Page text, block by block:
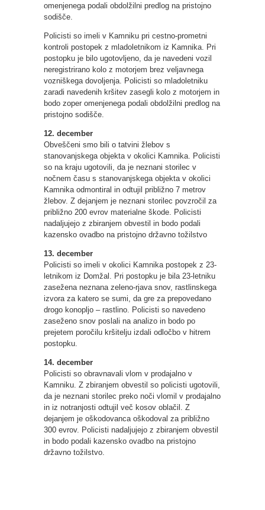
omenjenega podali obdolžilni predlog na pristojno
sodišče.
Policisti so imeli v Kamniku pri cestno-prometni
kontroli postopek z mladoletnikom iz Kamnika. Pri
postopku je bilo ugotovljeno, da je navedeni vozil
neregistrirano kolo z motorjem brez veljavnega
vozniškega dovoljenja. Policisti so mladoletniku
zaradi navedenih kršitev zasegli kolo z motorjem in
bodo zoper omenjenega podali obdolžilni predlog na
pristojno sodišče.
12. december
Obveščeni smo bili o tatvini žlebov s
stanovanjskega objekta v okolici Kamnika. Policisti
so na kraju ugotovili, da je neznani storilec v
nočnem času s stanovanjskega objekta v okolici
Kamnika odmontiral in odtujil približno 7 metrov
žlebov. Z dejanjem je neznani storilec povzročil za
približno 200 evrov materialne škode. Policisti
nadaljujejo z zbiranjem obvestil in bodo podali
kazensko ovadbo na pristojno državno tožilstvo
13. december
Policisti so imeli v okolici Kamnika postopek z 23-
letnikom iz Domžal. Pri postopku je bila 23-letniku
zasežena neznana zeleno-rjava snov, rastlinskega
izvora za katero se sumi, da gre za prepovedano
drogo konopljo – rastlino. Policisti so navedeno
zaseženo snov poslali na analizo in bodo po
prejetem poročilu kršitelju izdali odločbo v hitrem
postopku.
14. december
Policisti so obravnavali vlom v prodajalno v
Kamniku. Z zbiranjem obvestil so policisti ugotovili,
da je neznani storilec preko noči vlomil v prodajalno
in iz notranjosti odtujil več kosov oblačil. Z
dejanjem je oškodovanca oškodoval za približno
300 evrov. Policisti nadaljujejo z zbiranjem obvestil
in bodo podali kazensko ovadbo na pristojno
državno tožilstvo.